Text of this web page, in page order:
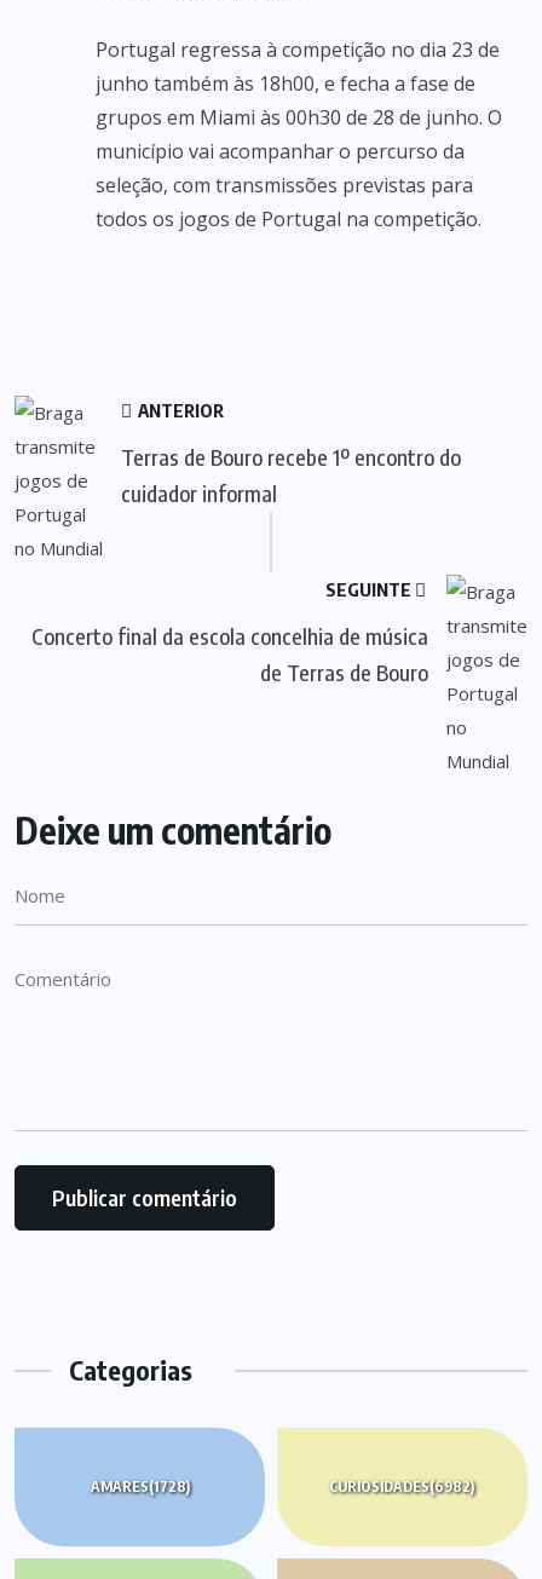
Portugal regressa à competição no dia 23 de
junho também às 18h00, e fecha a fase de
grupos em Miami às 00h30 de 28 de junho. O
município vai acompanhar o percurso da
seleção, com transmissões previstas para
todos os jogos de Portugal na competição.
ANTERIOR
Terras de Bouro recebe 1º encontro do
cuidador informal
SEGUINTE
Concerto final da escola concelhia de música
de Terras de Bouro
Deixe um comentário
Categorias
AMARES(1728) CURIOSIDADES(6982)